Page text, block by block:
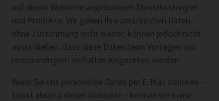
auf dieser Webseite angebotenen Dienstleistungen
und Produkte. Wir geben Ihre persönlichen Daten
ohne Zustimmung nicht weiter, können jedoch nicht
ausschließen, dass diese Daten beim Vorliegen von
rechtswidrigem Verhalten eingesehen werden.
Wenn Sie uns persönliche Daten per E-Mail schicken –
somit abseits dieser Webseite – können wir keine